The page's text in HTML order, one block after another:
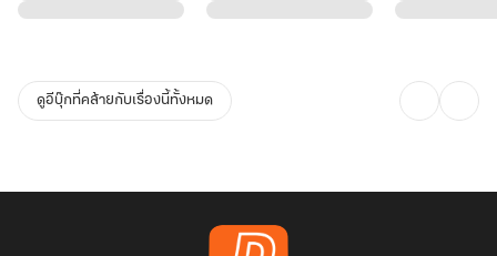
ดูอีบุ๊กที่คล้ายกับเรื่องนี้ทั้งหมด